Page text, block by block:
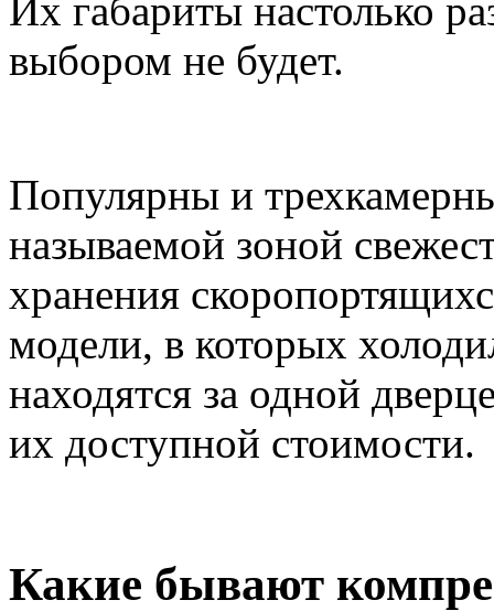
Их габариты настолько
выбором не будет.
Популярны и
называемой зоной
хранения
модели, в которых
находятся за одной
их доступной стоимости.
Какие бывают